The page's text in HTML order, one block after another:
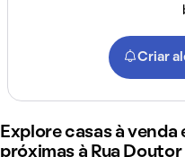
Criar
Explore casas à venda
próximas à Rua